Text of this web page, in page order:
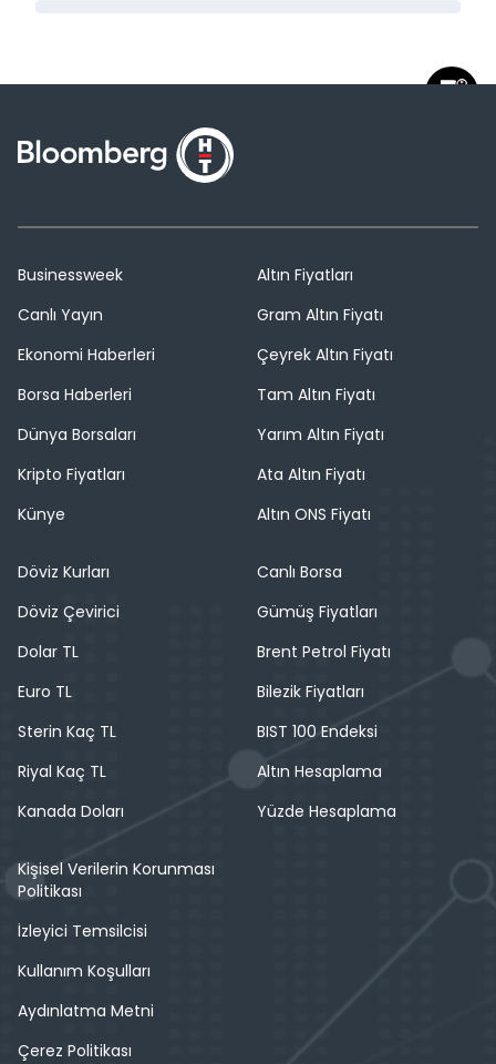
Businessweek
Canlı Yayın
Ekonomi Haberleri
Borsa Haberleri
Dünya Borsaları
Kripto Fiyatları
Künye
Altın Fiyatları
Gram Altın Fiyatı
Çeyrek Altın Fiyatı
Tam Altın Fiyatı
Yarım Altın Fiyatı
Ata Altın Fiyatı
Altın ONS Fiyatı
Döviz Kurları
Döviz Çevirici
Dolar TL
Euro TL
Sterin Kaç TL
Riyal Kaç TL
Kanada Doları
Canlı Borsa
Gümüş Fiyatları
Brent Petrol Fiyatı
Bilezik Fiyatları
BIST 100 Endeksi
Altın Hesaplama
Yüzde Hesaplama
Kişisel Verilerin Korunması
Politikası
İzleyici Temsilcisi
Kullanım Koşulları
Aydınlatma Metni
Çerez Politikası